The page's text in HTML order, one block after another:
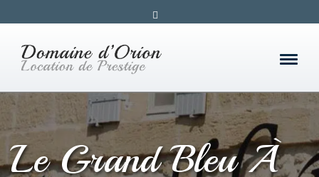
Le Grand Bleu À